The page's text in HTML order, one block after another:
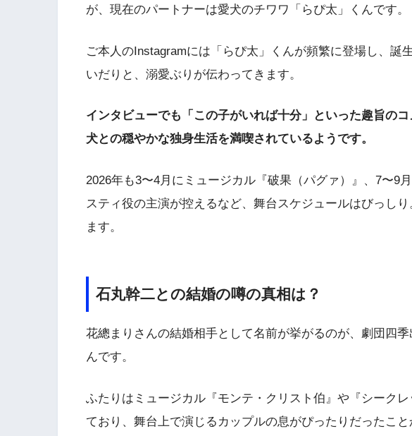
が、現在のパートナーは愛犬のチワワ「らぴ太」くんです。
ご本人のInstagramには「らぴ太」くんが頻繁に登場し、誕
いだりと、溺愛ぶりが伝わってきます。
インタビューでも「この子がいれば十分」といった趣旨の
犬との穏やかな独身生活を満喫されているようです。
2026年も3〜4月にミュージカル『破果（パグァ）』、7〜9
スティ役の主演が控えるなど、舞台スケジュールはびっし
ます。
石丸幹二との結婚の噂の真相は？
花總まりさんの結婚相手として名前が挙がるのが、劇団四
んです。
ふたりはミュージカル『モンテ・クリスト伯』や『シーク
ており、舞台上で演じるカップルの息がぴったりだったこ